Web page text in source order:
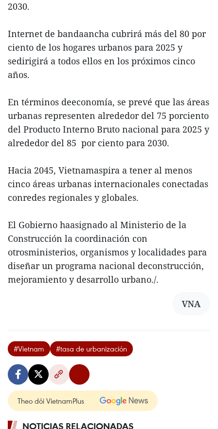
2030.
Internet de bandaancha cubrirá más del 80 por
ciento de los hogares urbanos para 2025 y
sedirigirá a todos ellos en los próximos cinco
años.
En términos deeconomía, se prevé que las áreas
urbanas representen alrededor del 75 porciento
del Producto Interno Bruto nacional para 2025 y
alrededor del 85 por ciento para 2030.
Hacia 2045, Vietnamaspira a tener al menos
cinco áreas urbanas internacionales conectadas
conredes regionales y globales.
El Gobierno haasignado al Ministerio de la
Construcción la coordinación con
otrosministerios, organismos y localidades para
diseñar un programa nacional deconstrucción,
mejoramiento y desarrollo urbano./.
VNA
#Vietnam #tasa de urbanización
Theo dõi VietnamPlus
NOTICIAS RELACIONADAS